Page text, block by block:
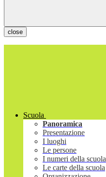
close
Scuola
Panoramica
Presentazione
I luoghi
Le persone
I numeri della scuola
Le carte della scuola